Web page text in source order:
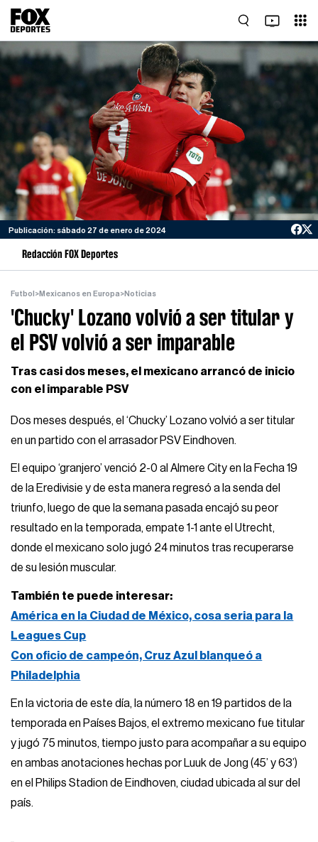
Publicación: sábado 27 de enero de 2024
Redacción FOX Deportes
Futbol >Mexicanos en Europa>Noticias
'Chucky' Lozano volvió a ser titular y
el PSV volvió a ser imparable
Tras casi dos meses, el mexicano arrancó de inicio
con el imparable PSV
Dos meses después, el ‘Chucky’ Lozano volvió a ser titular
en un partido con el arrasador PSV Eindhoven.
El equipo ‘granjero’ venció 2-0 al Almere City en la Fecha 19
de la Eredivisie y de esta manera regresó a la senda del
triunfo, luego de que la semana pasada encajó su peor
resultado en la temporada, empate 1-1 ante el Utrecht,
donde el mexicano solo jugó 24 minutos tras recuperarse
de su lesión muscular.
También te puede interesar:
América en la Ciudad de México, cosa seria para la
Leagues Cup
Con oficio de campeón, Cruz Azul blanqueó a
Philadelphia
En la victoria de este día, la número 18 en 19 partidos de la
temporada en Países Bajos, el extremo mexicano fue titular
y jugó 75 minutos, tiempo justo para acompañar a su equipo
en ambas anotaciones hechas por Luuk de Jong (45’ y 63’)
en el Philips Stadion de Eindhoven, ciudad ubicada al sur del
país.